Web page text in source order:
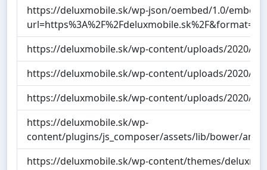
https://deluxmobile.sk/wp-json/oembed/1.0/embed?
https://deluxmobile.sk/wp-content/uploads/2020/
https://deluxmobile.sk/wp-content/uploads/2020/
https://deluxmobile.sk/wp-content/uploads/2020/
https://deluxmobile.sk/wp-
content/plugins/js_composer/assets/lib/bower/
https://deluxmobile.sk/wp-content/themes/